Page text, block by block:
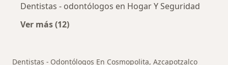
Dentistas - odontólogos en Hogar Y Seguridad
Ver más (12)
Dentistas - Odontólogos En Cosmopolita, Azcapotzalco